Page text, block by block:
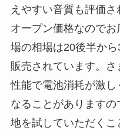
えやすい音質も評価さ
オープン価格なので
場の相場は20後半か
販売されています。
性能で電池消耗が激
なることがあります
地を試していただくこ